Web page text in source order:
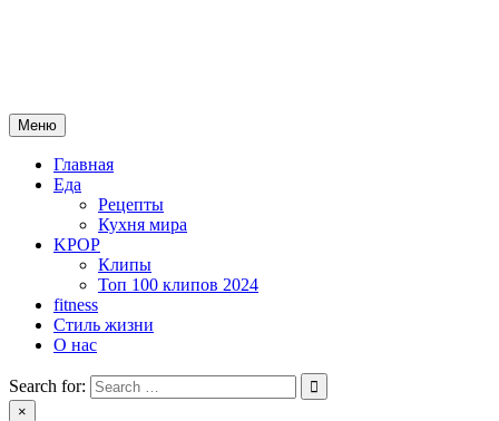
Меню
Главная
Еда
Рецепты
Кухня мира
KPOP
Клипы
Топ 100 клипов 2024
fitness
Стиль жизни
О нас
Search for:
×